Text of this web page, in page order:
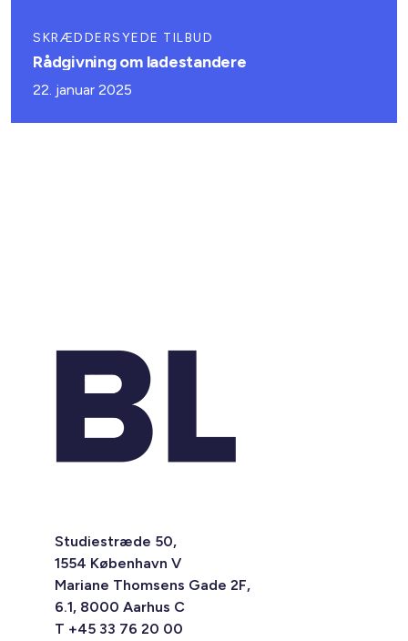
SKRÆDDERSYEDE TILBUD
Rådgivning om ladestandere
22. januar 2025
Studiestræde 50,
1554 København V
Mariane Thomsens Gade 2F,
6.1, 8000 Aarhus C
T +45 33 76 20 00